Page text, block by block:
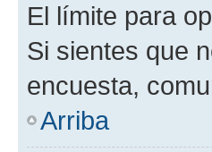
El límite para
Si sientes que
encuesta,
Arriba